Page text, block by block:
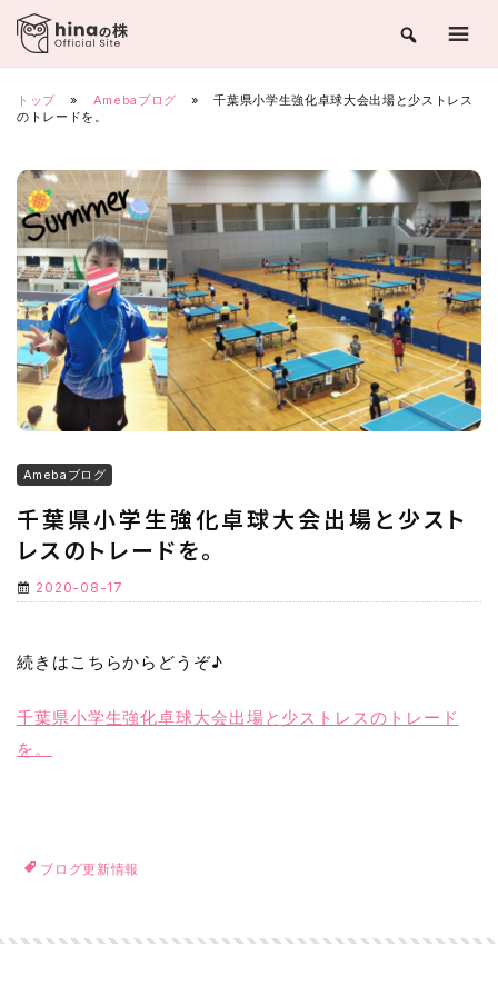
Skip
content
トップ » Amebaブログ »
千葉県小学生強化卓球大会出場と少ストレス
のトレードを。
Amebaブログ
千葉県小学生強化卓球大会出場と少スト
レスのトレードを。
2020-08-17
続きはこちらからどうぞ♪
千葉県小学生強化卓球大会出場と少ストレスのトレード
を。
ブログ更新情報